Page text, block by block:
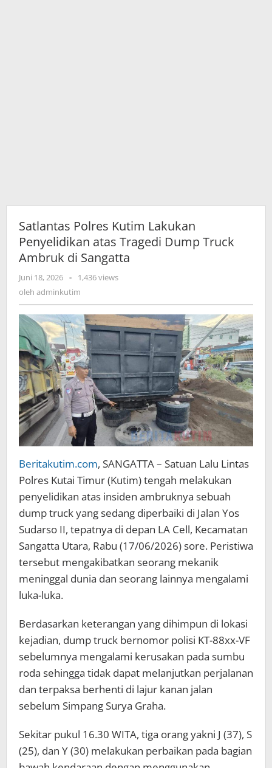
Satlantas Polres Kutim Lakukan
Penyelidikan atas Tragedi Dump Truck
Ambruk di Sangatta
Juni 18, 2026 oleh
adminkutim
-
1,436 views
oleh adminkutim
Beritakutim.com, SANGATTA – Satuan Lalu Lintas
Polres Kutai Timur (Kutim) tengah melakukan
penyelidikan atas insiden ambruknya sebuah
dump truck yang sedang diperbaiki di Jalan Yos
Sudarso II, tepatnya di depan LA Cell, Kecamatan
Sangatta Utara, Rabu (17/06/2026) sore. Peristiwa
tersebut mengakibatkan seorang mekanik
meninggal dunia dan seorang lainnya mengalami
luka-luka.
Berdasarkan keterangan yang dihimpun di lokasi
kejadian, dump truck bernomor polisi KT-88xx-VF
sebelumnya mengalami kerusakan pada sumbu
roda sehingga tidak dapat melanjutkan perjalanan
dan terpaksa berhenti di lajur kanan jalan
sebelum Simpang Surya Graha.
Sekitar pukul 16.30 WITA, tiga orang yakni J (37), S
(25), dan Y (30) melakukan perbaikan pada bagian